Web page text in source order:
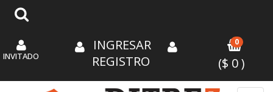
INVITADO
INGRESAR
REGISTRO
0
($ 0)